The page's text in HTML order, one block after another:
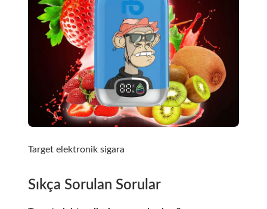
Target elektronik sigara
Sıkça Sorulan Sorular